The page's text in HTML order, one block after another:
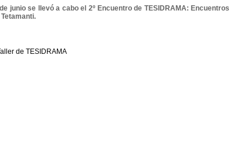
junio se llevó a cabo el 2º Encuentro de TESIDRAMA: